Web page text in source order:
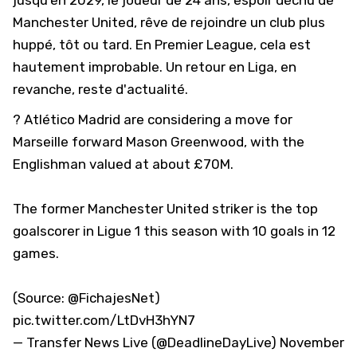
Manchester United, rêve de rejoindre un club plus
huppé, tôt ou tard. En Premier League, cela est
hautement improbable. Un retour en Liga, en
revanche, reste d'actualité.
? Atlético Madrid are considering a move for
Marseille forward Mason Greenwood, with the
Englishman valued at about £70M.
The former Manchester United striker is the top
goalscorer in Ligue 1 this season with 10 goals in 12
games.
(Source: @FichajesNet)
pic.twitter.com/LtDvH3hYN7
— Transfer News Live (@DeadlineDayLive) November